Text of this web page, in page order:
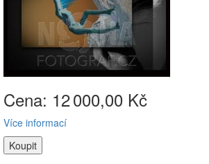
Cena: 12000,00 Kč
Více informací